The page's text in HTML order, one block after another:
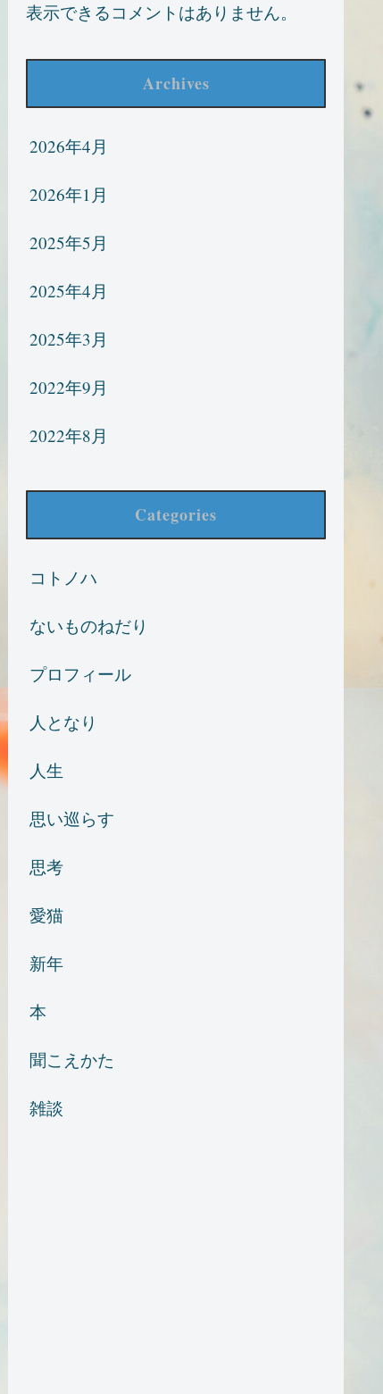
表示できるコメントはありません。
Archives
2026年4月
2026年1月
2025年5月
2025年4月
2025年3月
2022年9月
2022年8月
Categories
コトノハ
ないものねだり
プロフィール
人となり
人生
思い巡らす
思考
愛猫
新年
本
聞こえかた
雑談